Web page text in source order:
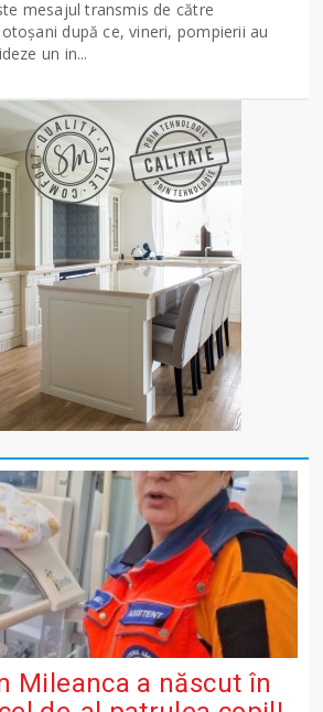
mesajul transmis de către
după ce, vineri, pompierii au
un in...
Mileanca a născut în